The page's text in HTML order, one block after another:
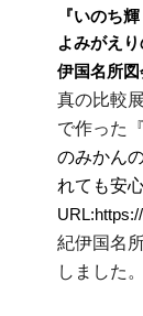
『いのち
よみがえ
伊国名所図
真の比較
で作った
のみかん
れても安
URL:
紀伊国名
しました。